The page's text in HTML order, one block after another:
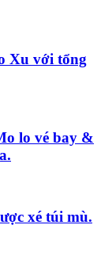
Xu với tổng
lo vé bay &
xé túi mù.